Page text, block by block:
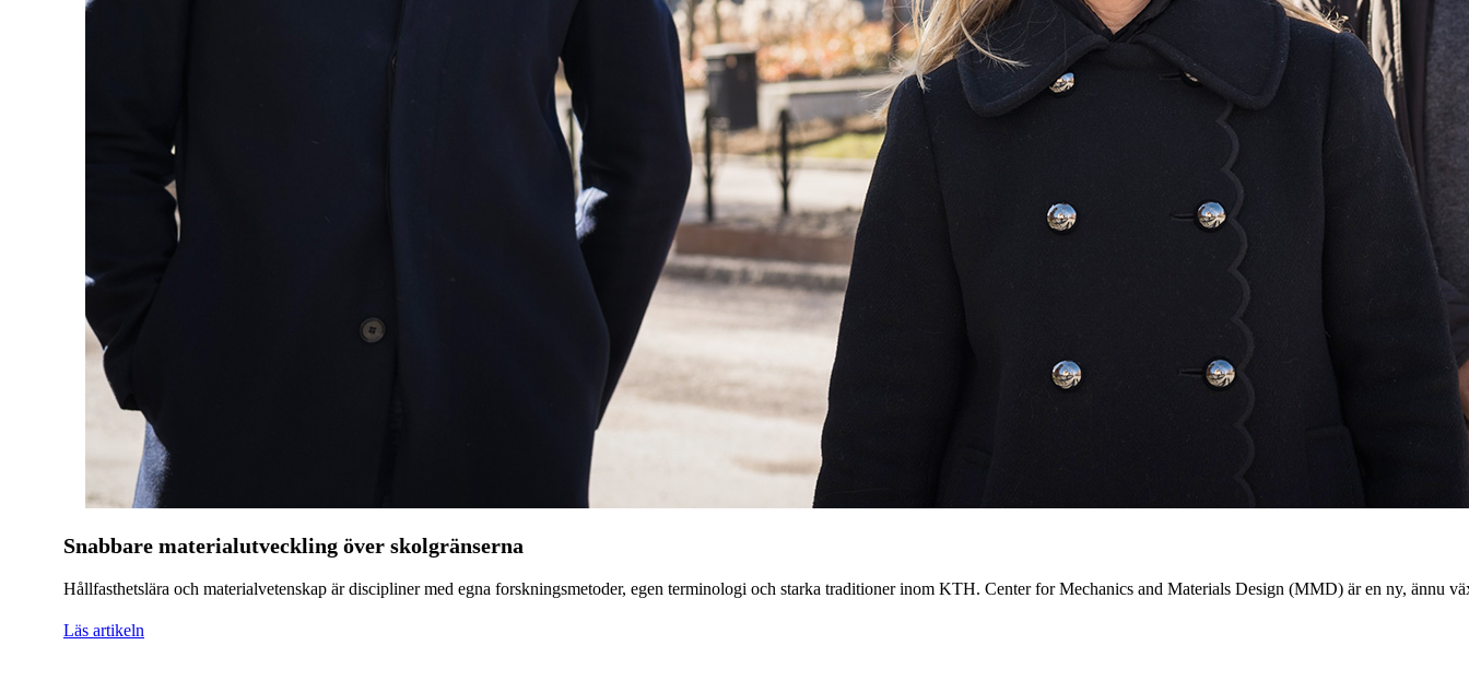
Snabbare materialutveckling över skolgränserna
Hållfasthetslära och materialvetenskap är discipliner med egna forskningsmetoder, egen terminologi och starka traditioner inom KTH. Center for Mechanics and Materials Design (MMD) är en ny, ännu
Läs artikeln